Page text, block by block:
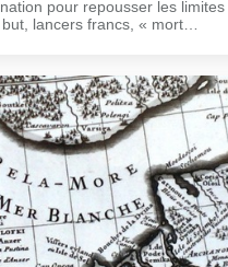
pour repousser les limites
lancers francs, « mort…